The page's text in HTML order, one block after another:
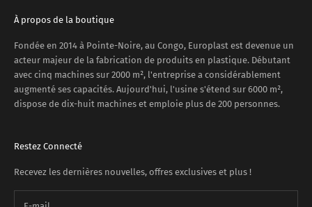
À propos de la boutique
Fondée en 2014 à Pointe-Noire, au Congo, Europlast est devenue un
acteur majeur de la fabrication de produits en plastique. Débutant
avec cinq machines sur 2000 m², l'entreprise a considérablement
augmenté ses capacités. Aujourd'hui, l'usine s'étend sur 6000 m²,
dispose de dix-huit machines et emploie plus de 200 personnes.
Restez Connecté
Recevez les dernières nouvelles, offres exclusives et plus !